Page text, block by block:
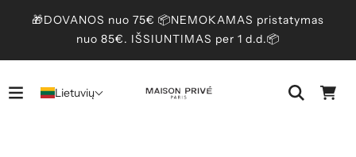
🎁DOVANOS nuo 75€ 📦NEMOKAMAS pristatymas
nuo 85€. IŠSIUNTIMAS per 1 d.d.📦
Lietuvių